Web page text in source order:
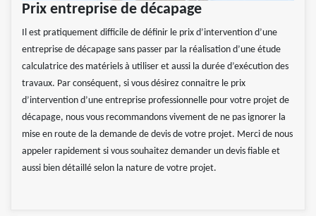
Prix entreprise de décapage
Il est pratiquement difficile de définir le prix d’intervention d’une
entreprise de décapage sans passer par la réalisation d’une étude
calculatrice des matériels à utiliser et aussi la durée d’exécution des
travaux. Par conséquent, si vous désirez connaitre le prix
d’intervention d’une entreprise professionnelle pour votre projet de
décapage, nous vous recommandons vivement de ne pas ignorer la
mise en route de la demande de devis de votre projet. Merci de nous
appeler rapidement si vous souhaitez demander un devis fiable et
aussi bien détaillé selon la nature de votre projet.